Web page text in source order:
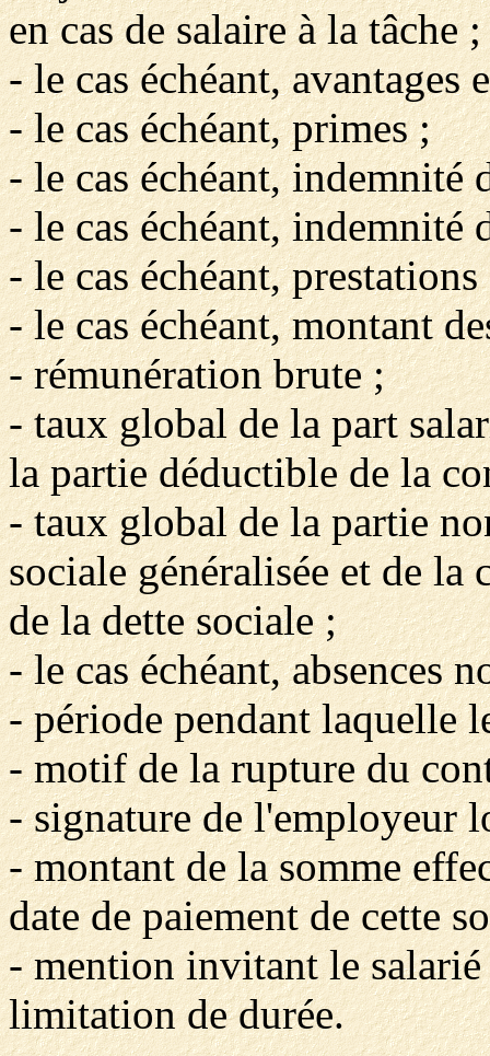
en cas de salaire à la tâche ;
- le cas échéant, avantages
- le cas échéant, primes ;
- le cas échéant, indemnité
- le cas échéant, indemnité
- le cas échéant,
- le cas échéant, montant
- rémunération brute ;
- taux global de la part
la partie déductible de la
- taux global de la partie
sociale généralisée et de
de la dette sociale ;
- le cas échéant, absences
- période pendant laquelle
- motif de la rupture du
- signature de l'employeur
- montant de la somme
date de paiement de cette
- mention invitant le
limitation de durée.